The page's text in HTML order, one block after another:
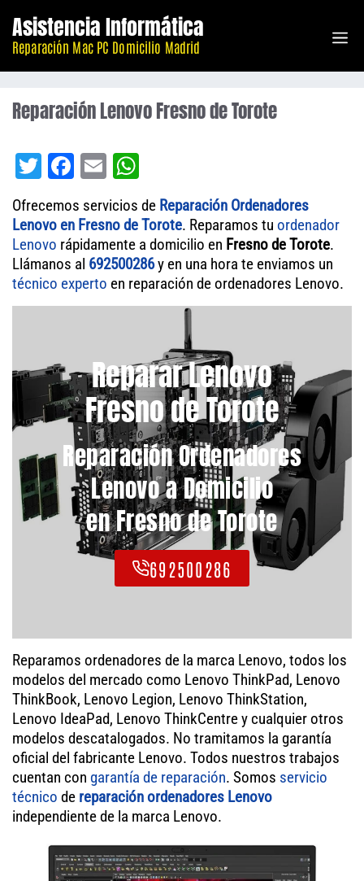
contenido
Asistencia Informática
Reparación Mac PC Domicilio Madrid
Reparación Lenovo Fresno de Torote
T
tt
er
Fa
bo
ok
E
m
ail
ha
ts
A
pp
Ofrecemos servicios de Reparación Ordenadores
Lenovo en Fresno de Torote. Reparamos tu ordenador
Lenovo rápidamente a domicilio en Fresno de Torote.
Llámanos al 692500286y en una hora te enviamos un
técnico experto en reparación de ordenadores Lenovo.
Reparar Lenovo
Fresno de Torote
Reparación Ordenadores
Lenovo a Domicilio
en Fresno de Torote
692500286
Reparamos ordenadores de la marca Lenovo, todos los
modelos del mercado como Lenovo ThinkPad, Lenovo
ThinkBook, Lenovo Legion, Lenovo ThinkStation,
Lenovo IdeaPad, Lenovo ThinkCentre y cualquier otros
modelos descatalogados. No tramitamos la garantía
oficial del fabricante Lenovo. Todos nuestros trabajos
cuentan con garantía de reparación. Somos servicio
técnico de reparación ordenadores Lenovo
independiente de la marca Lenovo.